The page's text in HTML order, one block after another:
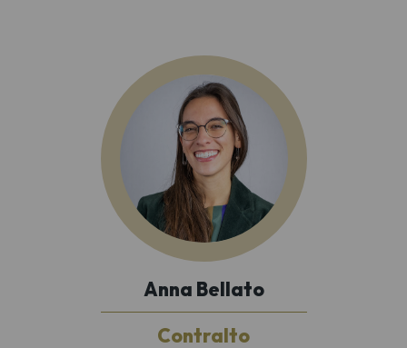
Anna Bellato
Contralto